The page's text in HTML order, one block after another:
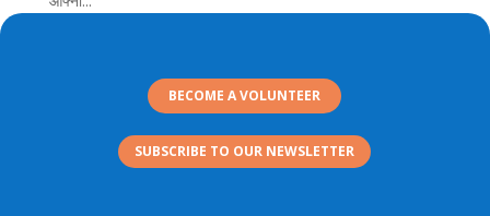
BECOME A VOLUNTEER
SUBSCRIBE TO OUR NEWSLETTER